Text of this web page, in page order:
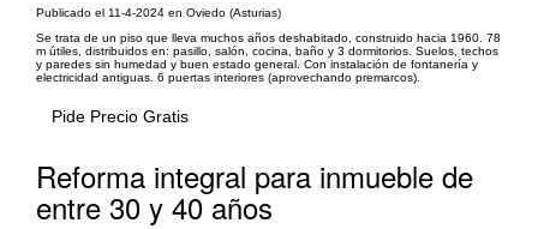
Publicado el 11-4-2024 en Oviedo (Asturias)
Se trata de un piso que lleva muchos años deshabitado, construido hacia 1960. 78
m útiles, distribuidos en: pasillo, salón, cocina, baño y 3 dormitorios. Suelos, techos
y paredes sin humedad y buen estado general. Con instalación de fontanería y
electricidad antiguas. 6 puertas interiores (aprovechando premarcos).
Pide Precio Gratis
Reforma integral para inmueble de
entre 30 y 40 años